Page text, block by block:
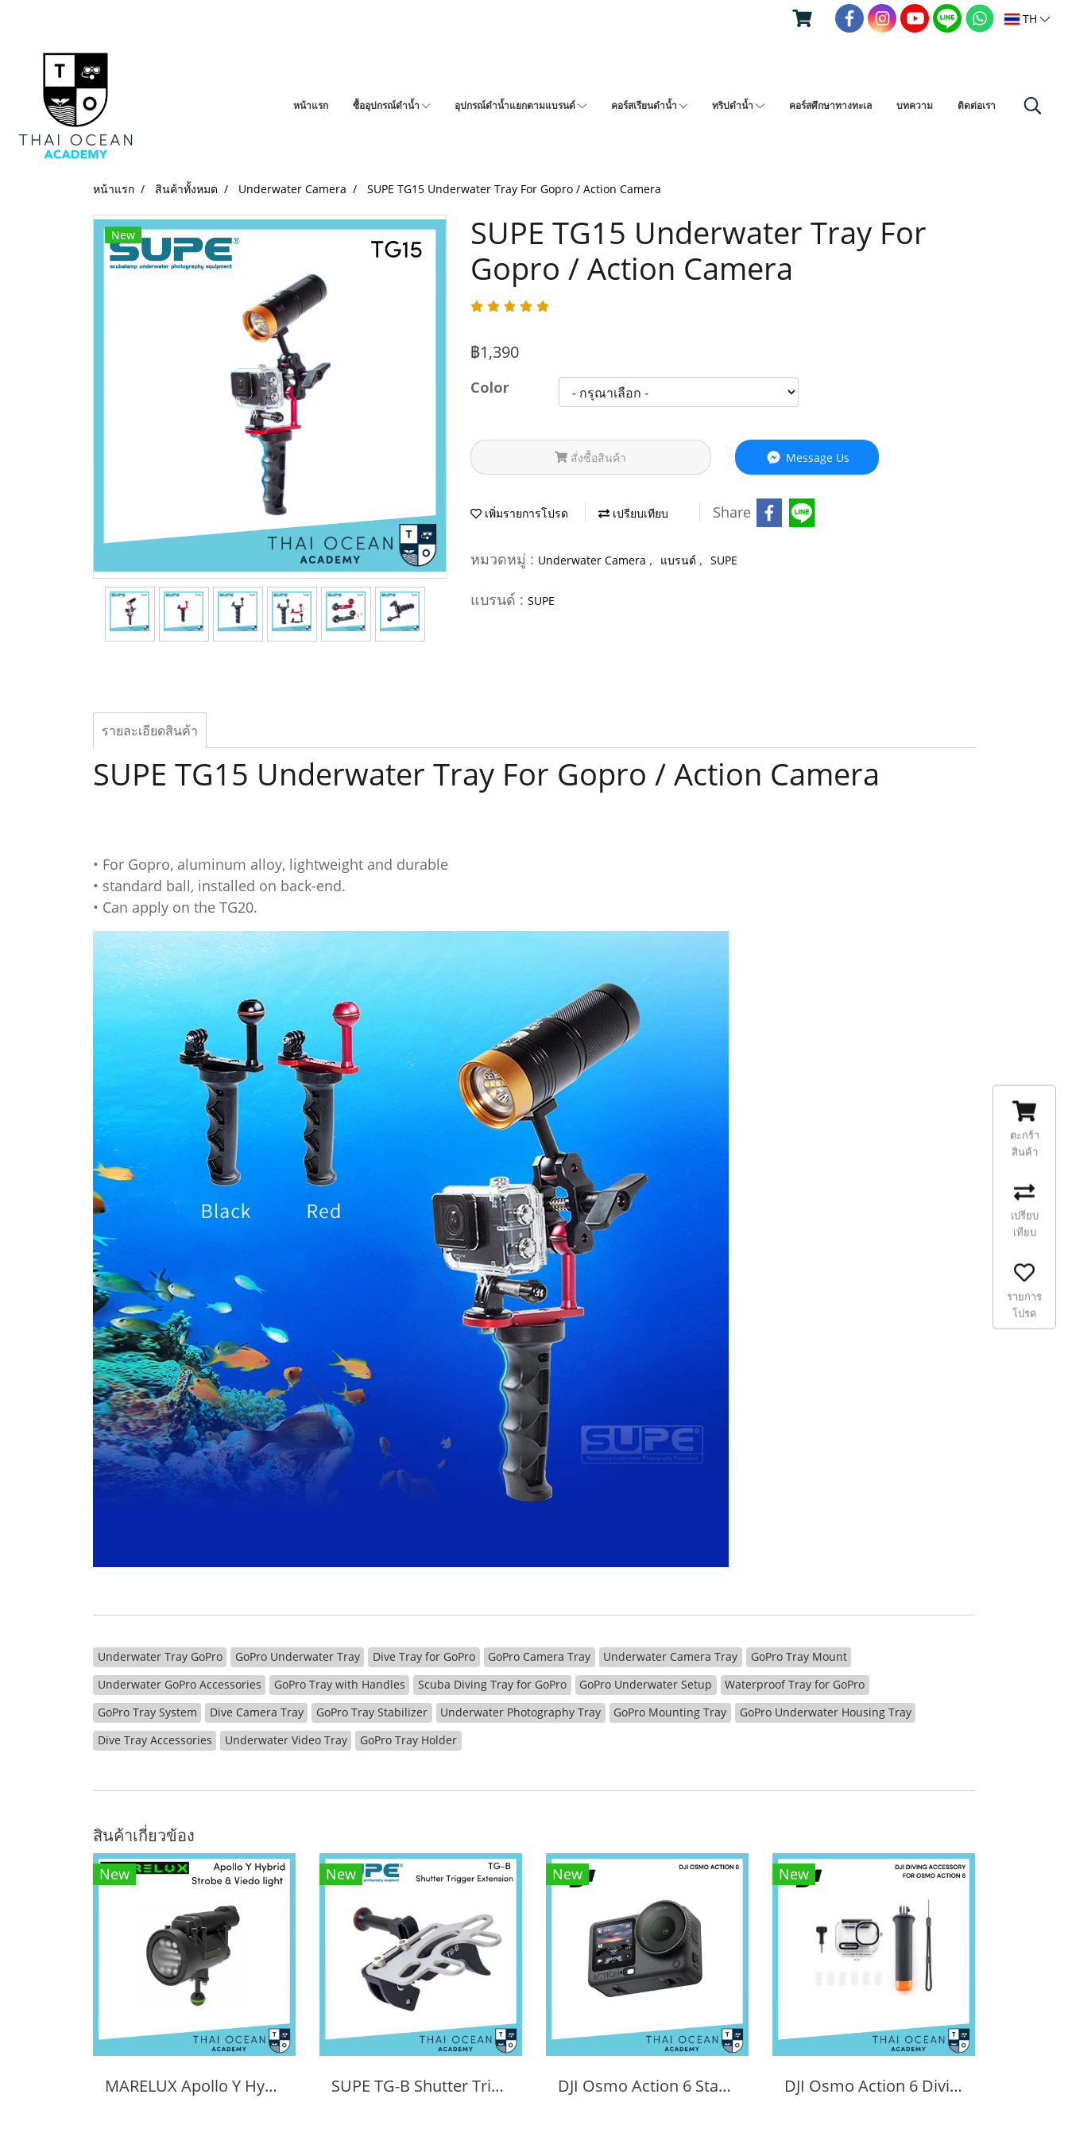
TH
หน้าแรก ซื้ออุปกรณ์ดำน้ำ อุปกรณ์ดำน้ำแยกตามแบรนด์ คอร์สเรียนดำน้ำ ทริปดำน้ำ คอร์สศึกษาทางทะเล บทความ ติดต่อเรา
หน้าแรก สินค้าทั้งหมด Underwater Camera SUPE TG15 Underwater Tray For Gopro / Action Camera
New
SUPE TG15 Underwater Tray For
Gopro / Action Camera
฿1,390
Color
สั่งซื้อสินค้า Message Us
เพิ่มรายการโปรด เปรียบเทียบ Share
หมวดหมู่ : Underwater Camera , แบรนด์ , SUPE
แบรนด์ : SUPE
รายละเอียดสินค้า
SUPE TG15 Underwater Tray For Gopro / Action Camera
• For Gopro, aluminum alloy, lightweight and durable
• standard ball, installed on back-end.
• Can apply on the TG20.
Underwater Tray GoPro GoPro Underwater Tray Dive Tray for GoPro GoPro Camera Tray Underwater Camera Tray
GoPro Tray Mount
Underwater GoPro Accessories
GoPro Tray with Handles Scuba Diving Tray for GoPro GoPro Underwater Setup
Waterproof Tray for GoPro
GoPro Tray System
Dive Camera Tray GoPro Tray Stabilizer Underwater Photography Tray GoPro Mounting Tray
GoPro Underwater Housing Tray
Dive Tray Accessories
Underwater Video Tray GoPro Tray Holder
สินค้าเกี่ยวข้อง
New
MARELUX Apollo Y Hybrid Strobe & Viedo light (Patented Design) 3000 lumen
New
SUPE TG-B Shutter Trigger Extension
New
DJI Osmo Action 6 Standard Combo
New
DJI Osmo Action 6 Diving Accessory
ตะกร้า
สินค้า
เปรียบ
เทียบ
รายการ
โปรด